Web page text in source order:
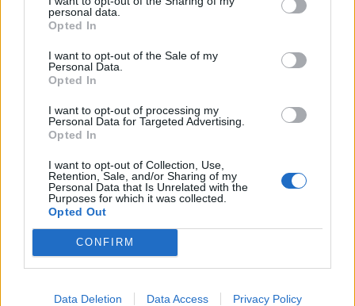
personal data.
Opted In
I want to opt-out of the Sale of my
Personal Data.
Opted In
I want to opt-out of processing my
Personal Data for Targeted Advertising.
Opted In
I want to opt-out of Collection, Use,
Retention, Sale, and/or Sharing of my
Personal Data that Is Unrelated with the
Purposes for which it was collected.
Opted Out
CONFIRM
Data Deletion Data Access Privacy Policy
tagjai, akiket egy közel-keleti és afrikai
konfliktusövezeteket megjárt, medgyesi
származású egykori idegenlégiós, Horațiu
belügyminisztérium
védelmi minisztérium
jogszabály
tervezet
hivatásos katonák